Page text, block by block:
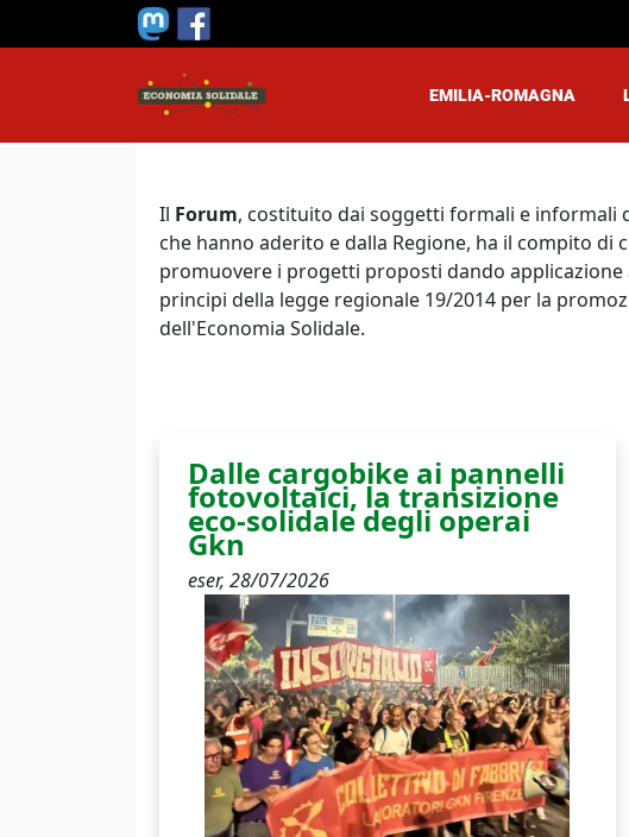
Salta al contenuto principale
Main menu
EMILIA-ROMAGNA
Il Forum, costituito dai soggetti formali e informali
che hanno aderito e dalla Regione, ha il compito di
promuovere i progetti proposti dando applicazione
principi della legge regionale 19/2014 per la
dell'Economia Solidale.
Dalle cargobike ai pannelli
fotovoltaici, la transizione
eco-solidale degli operai
Gkn
eser, 28/07/2026